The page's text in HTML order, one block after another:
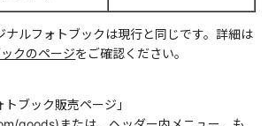
ナルフォトブックは現行と同じです。詳細は
クのページをご確認ください。
ブック販売ページ」